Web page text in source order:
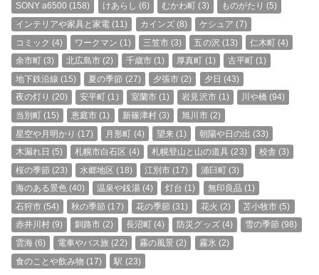
SONY a6500 (158) けあらし (6) むかわ町 (3) ものがたり (5)
インテリアや家具と家電 (11) カインズ(8) ケシュア (7)
コミック (4) ワークマン (1) 三笠市 (3) 五の沢 (13) 仁木町 (4)
余市町(3) 北広島市 (2) 千歳市(1) 厚真町 (1) 古平町 (1)
地下鉄沿線 (15) 夏の季節 (27) 夕張市 (2) 夕日 (43)
夜の灯り (20) 安平町 (1) 室蘭市(1) 岩見沢市(1) 川や橋 (94)
当別町(15) 恵庭市 (1) 新篠津村(3) 旭川市(2)
星空や月明かり (17) 月形町 (4) 望来 (1) 朝陽や日の出 (33)
木漏れ日 (5) 札幌市白石区 (4) 札幌登山と山の道具 (23) 校舎 (3)
桜の季節 (23) 水郷地区 (18) 江別市 (17) 浦臼町(3)
海のある景色(40) 温泉や銭湯(4) 灯台 (1) 無印良品 (1)
石狩市(54) 秋の季節 (17) 花の季節 (31) 花火 (2) 苫小牧市 (5)
赤井川村(9) 釧路市 (2) 長沼町(4) 防災グッズ(4) 雪の季節 (98)
雲海(6) 電車やバス旅 (22) 霧の風景 (2) 霧氷 (2)
食のことや飲み物 (17) 駅 (23)